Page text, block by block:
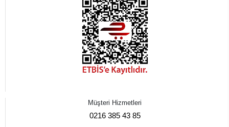
Müşteri Hizmetleri
0216 385 43 85